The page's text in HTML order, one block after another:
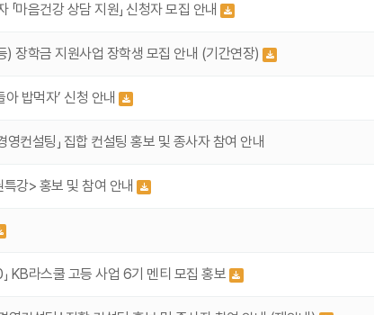
마음건강 상담 지원」 신청자 모집 안내
장학금 지원사업 장학생 모집 안내 (기간연장)
밥먹자’ 신청 안내
컨설팅」 집합 컨설팅 홍보 및 종사자 참여 안내
강> 홍보 및 참여 안내
KB라스쿨 고등 사업 6기 멘티 모집 홍보